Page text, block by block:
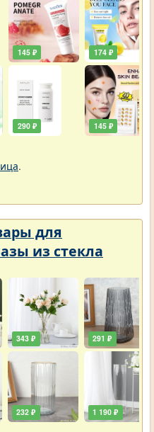
145 ₽
290 ₽
174 ₽
145 ₽
.
для
из стекла
343 ₽
232 ₽
291 ₽
1 190 ₽